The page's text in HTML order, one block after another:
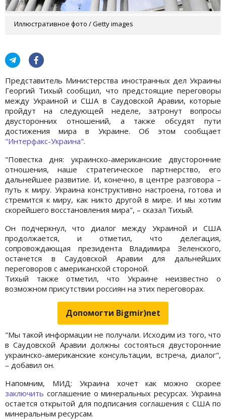
Иллюстративное фото / Getty images
Представитель Министерства иностранных дел Украины
Георгий Тихый сообщил, что предстоящие переговоры
между Украиной и США в Саудовской Аравии, которые
пройдут на следующей неделе, затронут вопросы
двусторонних отношений, а также обсудят пути
достижения мира в Украине. Об этом сообщает
"Интерфакс-Украина".
"Повестка дня: украинско-американские двусторонние
отношения, наше стратегическое партнерство, его
дальнейшее развитие. И, конечно, в центре разговора –
путь к миру. Украина конструктивно настроена, готова и
стремится к миру, как никто другой в мире. И мы хотим
скорейшего восстановления мира", – сказал Тихый.
Он подчеркнул, что диалог между Украиной и США
продолжается, и отметил, что делегация,
сопровождающая президента Владимира Зеленского,
останется в Саудовской Аравии для дальнейших
переговоров с американской стороной.
Тихый также отметил, что Украине неизвестно о
возможном присутствии россиян на этих переговорах.
Допомогти Bigmir)net
"Мы такой информации не получали. Исходим из того, что
в Саудовской Аравии должны состояться двусторонние
украинско-американские консультации, встреча, диалог",
– добавил он.
Напомним, МИД: Украина хочет как можно скорее
заключить соглашение о минеральных ресурсах. Украина
остается открытой для подписания соглашения с США по
минеральным ресурсам.